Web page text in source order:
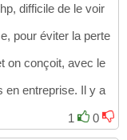
difficile de le voir
pour éviter la perte
on conçoit, avec le
en entreprise. Il y a
1
0